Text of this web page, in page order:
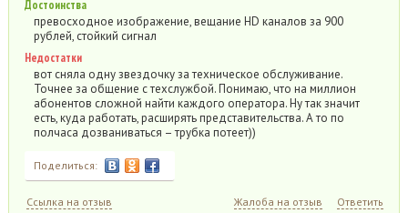
Достоинства
превосходное изображение, вещание HD каналов за 900
рублей, стойкий сигнал
Недостатки
вот сняла одну звездочку за техническое обслуживание.
Точнее за общение с техслужбой. Понимаю, что на миллион
абонентов сложной найти каждого оператора. Ну так значит
есть, куда работать, расширять представительства. А то по
полчаса дозваниваться – трубка потеет))
Поделиться:
Ссылка на отзыв Жалоба на отзыв Ответить